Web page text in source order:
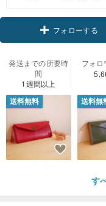
フォローする
発送までの所要時
間
1週間以上
フォロ
送料無料 送料無
す